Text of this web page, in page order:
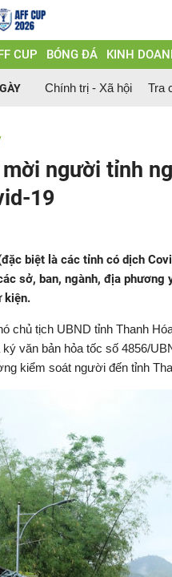
CUP BÓNG ĐÁ KINH
Chính trị - Xã hội Tra
người tỉnh
19
biệt là các tỉnh có dịch
sở, ban, ngành, địa
kiện.
chủ tịch UBND tỉnh Thanh
ký văn bản hỏa tốc số 4856/
kiểm soát người đến tỉnh